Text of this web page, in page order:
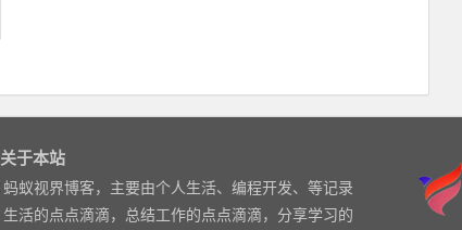
关于本站
蚂蚁视界博客，主要由个人生活、编程开发、等记录
生活的点点滴滴，总结工作的点点滴滴，分享学习的